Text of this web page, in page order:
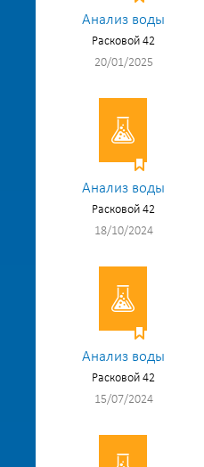
Анализ воды
Расковой 42
20/01/2025
Анализ воды
Расковой 42
18/10/2024
Анализ воды
Расковой 42
15/07/2024